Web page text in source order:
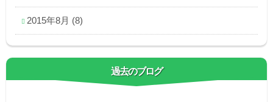
2015年8月 (8)
過去のブログ